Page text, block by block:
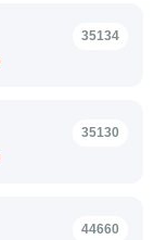
35134
35130
44660